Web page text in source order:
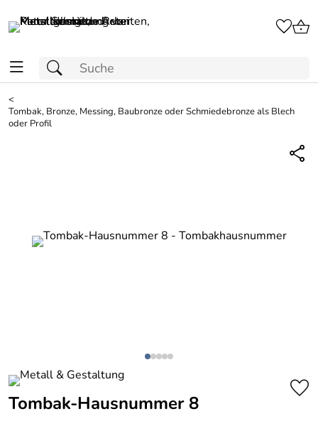
<
Tombak, Bronze, Messing, Baubronze oder Schmiedebronze als Blech
oder Profil
Tombak-Hausnummer 8